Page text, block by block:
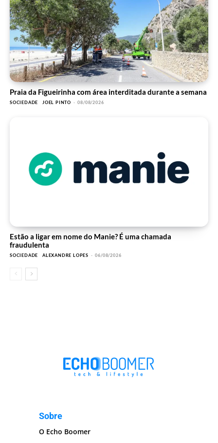
Praia da Figueirinha com área interditada durante a semana
SOCIEDADE JOEL PINTO - 08/08/2026
Estão a ligar em nome do Manie? É uma chamada
fraudulenta
SOCIEDADE ALEXANDRE LOPES - 06/08/2026
Sobre
O Echo Boomer